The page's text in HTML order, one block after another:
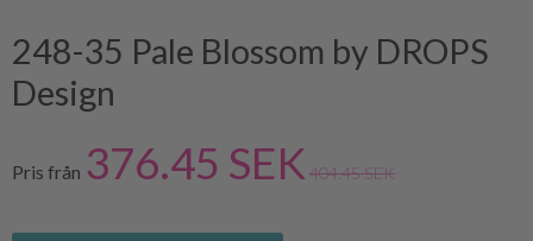
248-35 Pale Blossom by DROPS
Design
Pris från 376.45 SEK 404.45 SEK